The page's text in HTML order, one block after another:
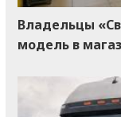
Владельцы
модель в